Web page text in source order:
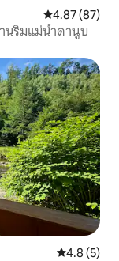
คะแนนเฉลี่ย
4.87 (87)
นริมแม่น้ำดานูบ
คะแนนเฉลี่
4.8 (5)